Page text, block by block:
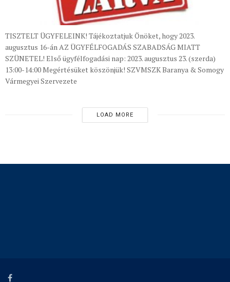
TISZTELT ÜGYFELEINK! Tájékoztatjuk Önöket, hogy 2023.
augusztus 16-án AZ ÜGYFÉLFOGADÁS SZABADSÁG MIATT
SZÜNETEL! Első ügyfélfogadási nap: 2023. augusztus 23. (szerda)
13:00-14:00 Megértésüket köszönjük! SZVMSZK Baranya & Somogy
Vármegyei Szervezete
LOAD MORE